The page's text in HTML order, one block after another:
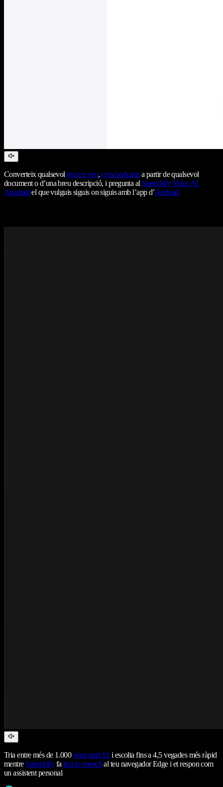
Converteix qualsevoltext en veu, crea podcastsa partir de qualsevol
document o d’una breu descripció, i pregunta al Speechify Voice AI
Assistantel que vulguis siguis on siguis amb l’app d’Android
Tria entre més de 1.000veus amb IA i escolta fins a 4,5 vegades més ràpid
mentre Speechifyfa text to speechal teu navegador Edge i et respon com
un assistent personal